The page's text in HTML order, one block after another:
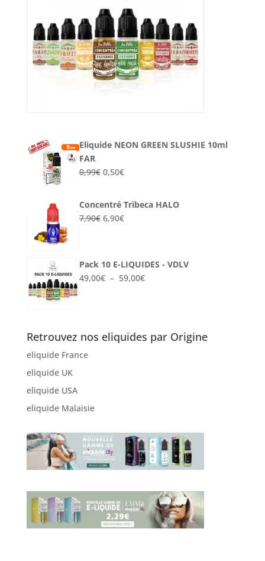
Eliquide NEON GREEN SLUSHIE 10ml
FAR
0,99€ Le
initial
0,99€.
0,50€Le
actuel
Concentré Tribeca HALO
7,90€ Le
6,90€Le
6,90€.
Pack 10 E-LIQUIDES - VDLV
49,00€ – 59,00€Plage
59,00€
Retrouvez nos eliquides par Origine
eliquide France
eliquide UK
eliquide USA
eliquide Malaisie